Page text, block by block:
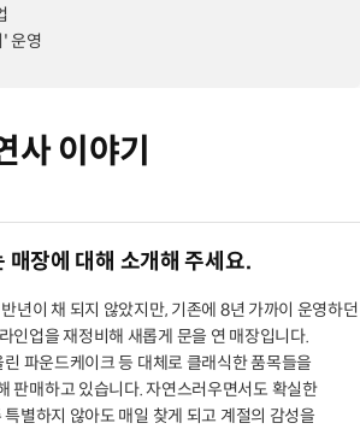
운영
사 이야기
매장에 대해 소개해 주세요.
년이 채 되지 않았지만, 기존에 8년 가까이 운영하던
인업을 재정비해 새롭게 문을 연 매장입니다.
파운드케이크 등 대체로 클래식한 품목들을
판매하고 있습니다. 자연스러우면서도 확실한
별하지 않아도 매일 찾게 되고 계절의 감성을